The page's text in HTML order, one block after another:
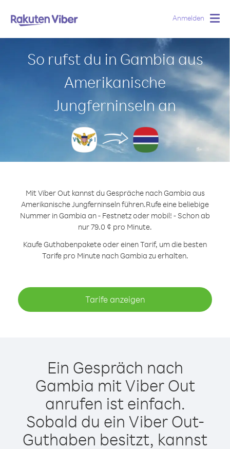
Anmelden
So rufst du in Gambia aus
Amerikanische
Jungferninseln an
Mit Viber Out kannst du Gespräche nach Gambia aus
Amerikanische Jungferninseln führen.Rufe eine beliebige
Nummer in Gambia an - Festnetz oder mobil! - Schon ab
nur 79.0 ¢ pro Minute.
Kaufe Guthabenpakete oder einen Tarif, um die besten
Tarife pro Minute nach Gambia zu erhalten.
Tarife anzeigen
Ein Gespräch nach
Gambia mit Viber Out
anrufen ist einfach.
Sobald du ein Viber Out-
Guthaben besitzt, kannst